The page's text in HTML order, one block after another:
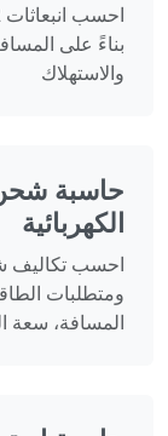
بناءً على
والاستهلاك
حاسبة
الكهربائية
احسب تكاليف
ومتطلبات
المسافة، سعة